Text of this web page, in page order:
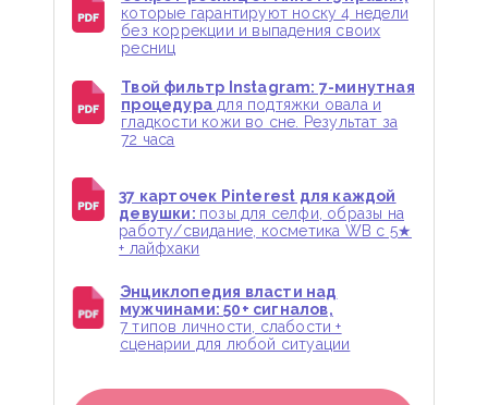
которые гарантируют носку 4 недели
без коррекции и выпадения своих
ресниц
Твой фильтр Instagram: 7-минутная
процедурадля подтяжки овала и
гладкости кожи во сне. Результат за
72 часа
37 карточек Pinterest для каждой
девушки: позы для селфи, образы на
работу/свидание, косметика WB с 5★
+ лайфхаки
Энциклопедия власти над
мужчинами: 50+ сигналов,
7 типов личности, слабости +
сценарии для любой ситуации